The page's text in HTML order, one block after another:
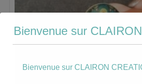
Bienvenue sur
Bienvenue sur CLAIRON